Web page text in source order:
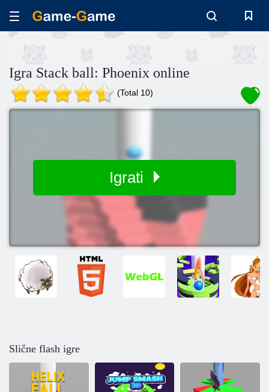
Igra Stack ball: Phoenix online
(Total 10)
Igrati
Slične flash igre